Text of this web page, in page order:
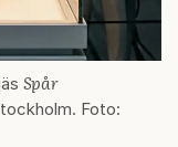
Spår
Foto: